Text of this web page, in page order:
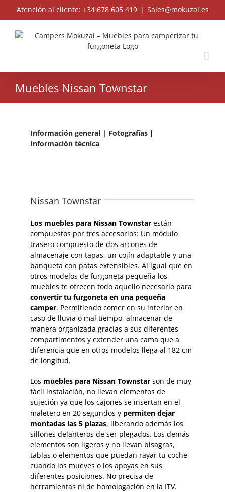
Atención al cliente: +34 678 605 419 | Sales@mokuzai.es
Muebles Nissan Townstar
Información general | Fotografías |
Información técnica
Nissan Townstar
Los muebles para Nissan Townstar están
compuestos por tres accesorios: Un módulo
trasero compuesto de dos arcones de
almacenaje con tapas, un cojín adaptable y una
banqueta con patas extensibles. Al igual que en
otros modelos de furgoneta pequeña los
muebles te ofrecen todo aquello necesario para
convertir tu furgoneta en una pequeña
camper. Permitiendo comer en su interior en
caso de lluvia o mal tiempo, almacenar de
manera organizada gracias a sus diferentes
compartimentos y extender una cama que a
diferencia que en otros modelos llega al 182 cm
de longitud.
Los muebles para Nissan Townstar son de muy
fácil instalación, no llevan elementos de
sujeción ya que los cajones se insertan en el
maletero en 20 segundos y permiten dejar
montadas las 5 plazas, liberando además los
sillones delanteros de ser plegados. Los demás
elementos son ligeros y no llevan bisagras,
tablas o elementos que puedan rayar tu coche
cuando los mueves o los apoyas en sus
diferentes posiciones. No precisa de
herramientas ni de homologación en la ITV.